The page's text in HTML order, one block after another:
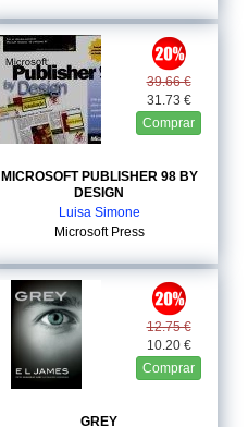
39.66 €
31.73 €
Comprar
MICROSOFT PUBLISHER 98 BY
DESIGN
Luisa Simone
Microsoft Press
12.75 €
10.20 €
Comprar
GREY